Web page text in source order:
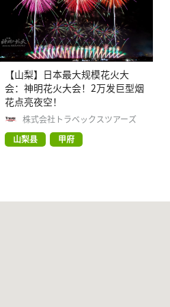
【山梨】日本最大规模花火大
会：神明花火大会！2万发巨型烟
花点亮夜空！
株式会社トラベックスツアーズ
山梨县
甲府